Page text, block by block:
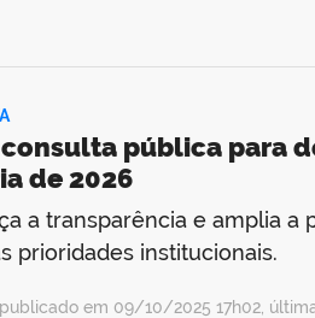
consulta pública para
de 2026
a transparência e amplia
prioridades institucionais.
em 09/10/2025 17h02,